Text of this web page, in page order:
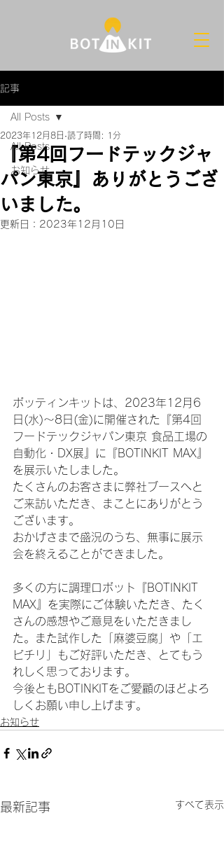
記事
All Posts
お知らせ
All Posts
『第4回フードテックジャ
パン東京』ありがとうござ
いました。
2023年12月8日 読了時間: 1分
更新日： 2023年12月10日
ボッティンキットは、2023年12月6
日(水)～8日(金)に開催された『第4回
フードテックジャパン東京 食品工場の
自動化・DX展』に『BOTINKIT MAX』
を展示いたしました。
たくさんのお客さまに弊社ブースへと
ご来訪いただき、まことにありがとう
ございます。
おかげさまで盛況のうち、無事に展示
会を終えることができました。
多くの方に調理ロボット『BOTINKIT
MAX』を実際にご体験いただき、たく
さんの感想やご意見をいただきまし
た。また試作した「麻婆豆腐」や「エ
ビチリ」もご好評いただき、とてもう
れしく思っております。
今後ともBOTINKITをご愛顧のほどよろ
しくお願い申し上げます。
お知らせ
最新記事 すべて表示